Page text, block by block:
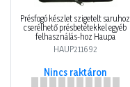
Présfogó készlet szigetelt saruhoz
cserélhető présbetétekkel egyéb
felhasználás-hoz Haupa
HAUP211692
Nincs raktáron